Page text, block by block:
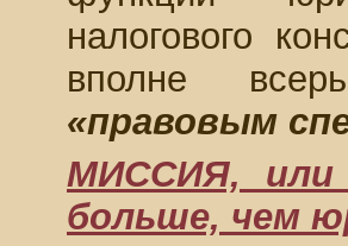
налогового
вполне
«правовым
МИССИЯ,
больше, чем